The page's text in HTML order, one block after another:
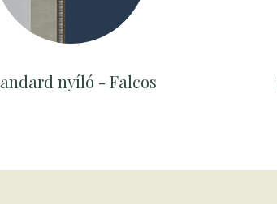
nyíló - Falcos